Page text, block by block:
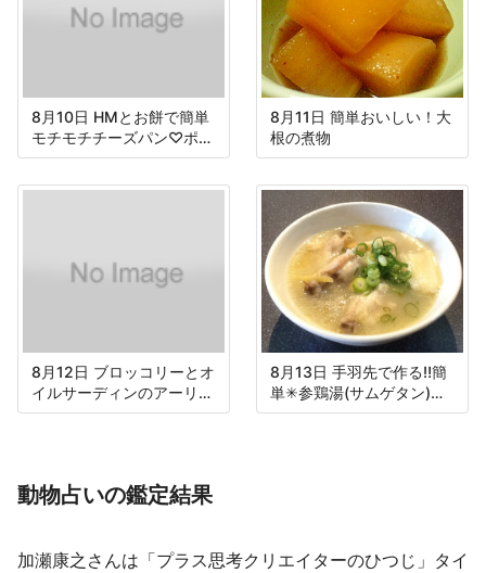
8月10日 HMとお餅で簡単
モチモチチーズパン♡ポン
デケージョ
8月11日 簡単おいしい！大
根の煮物
8月12日 ブロッコリーとオ
イルサーディンのアーリオ
オーリオ
8月13日 手羽先で作る‼︎簡
単✳︎参鶏湯(サムゲタン)ス
ープ
動物占いの鑑定結果
加瀬康之さんは「プラス思考クリエイターのひつじ」タイ